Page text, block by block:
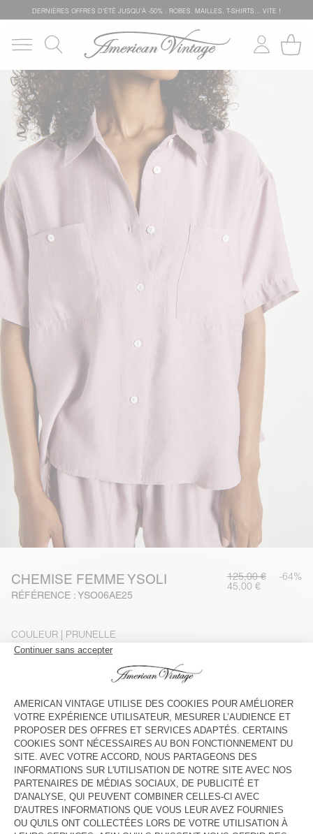
DERNIÈRES OFFRES D'ÉTÊ JUSQU'À -50% : ROBES, MAILLES, T-SHIRTS... VITE !
CHEMISE FEMME YSOLI
RÉFÉRENCE : YSO06AE25
125,00 € -64%
45,00 €
COULEUR | PRUNELLE
S M L
Le mannequin mesure 175 cm et porte une taille S
GUIDE DES TAILLES
Livraison estiméeentre le mercredi 12 août et le vendredi 14
août
AJOUTER AU PANIER